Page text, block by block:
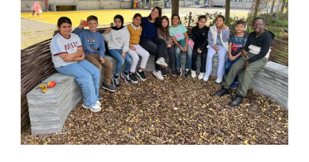
Een nieuw schooljaar,
een nieuwe klas!
Derde leerjaar